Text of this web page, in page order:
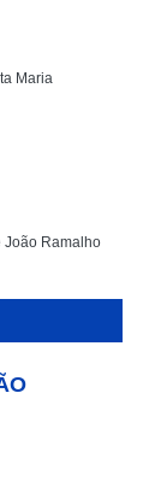
Maria
João Ramalho